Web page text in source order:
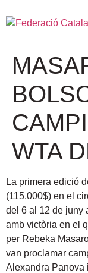
WTA
La primera edició
(115.000$) en el
del 6 al 12 de juny
amb victòria en el
per Rebeka
van proclamar
Alexandra Panova